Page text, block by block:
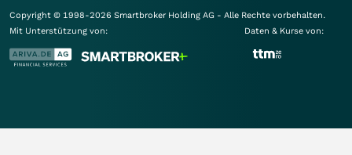
Copyright © 1998-2026 Smartbroker Holding AG - Alle Rechte vorbehalten.
Mit Unterstützung von:
Daten & Kurse von: